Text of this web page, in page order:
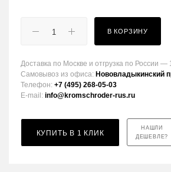
В КОРЗИНУ
Доставка по Москве и отгрузка по России —
Самовывоз из офиса: Нововладыкинский
Телефон: +7 (495) 268-05-03
E-mail: info@kromschroder-rus.ru
КУПИТЬ В 1 КЛИК
НАШЛИ
ДЕШЕВЛЕ?